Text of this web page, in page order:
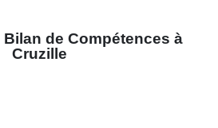
de Compétences à
Cruzille